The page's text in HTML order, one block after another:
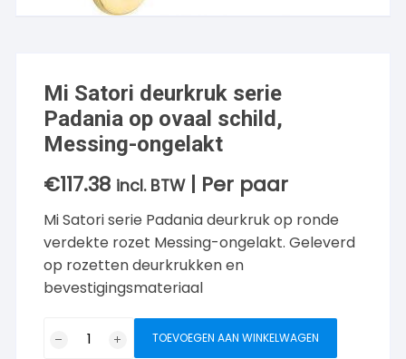
Mi Satori deurkruk serie
Padania op ovaal schild,
Messing-ongelakt
€117.38 incl. BTW | Per paar
Mi Satori serie Padania deurkruk op ronde
verdekte rozet Messing-ongelakt. Geleverd
op rozetten deurkrukken en
bevestigingsmateriaal
TOEVOEGEN AAN WINKELWAGEN